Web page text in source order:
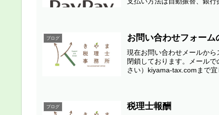
ブログ お問い合わせフォーム
現在お問い合わせメールか
閉鎖しております。メール
さい）kiyama-tax.comまで宜
ブログ 税理士報酬